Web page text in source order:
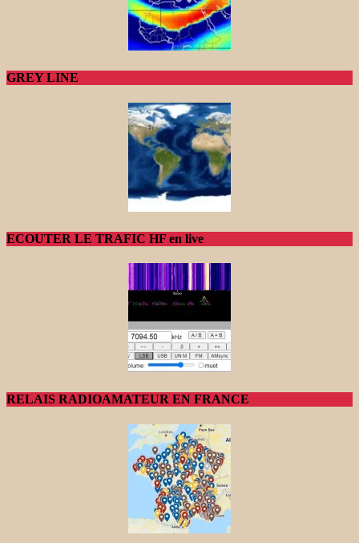
GREY LINE
ECOUTER LE TRAFIC HF en live
RELAIS RADIOAMATEUR EN FRANCE